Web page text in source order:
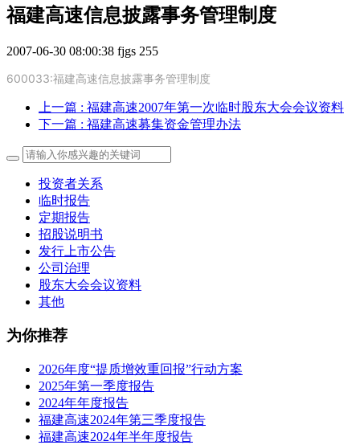
福建高速信息披露事务管理制度
2007-06-30 08:00:38 fjgs 255
600033:福建高速信息披露事务管理制度
上一篇 : 福建高速2007年第一次临时股东大会会议资料
下一篇 : 福建高速募集资金管理办法
投资者关系
临时报告
定期报告
招股说明书
发行上市公告
公司治理
股东大会会议资料
其他
为你推荐
2026年度“提质增效重回报”行动方案
2025年第一季度报告
2024年年度报告
福建高速2024年第三季度报告
福建高速2024年半年度报告